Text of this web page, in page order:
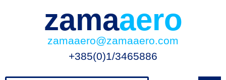
zamaaero
zamaaero@zamaaero.com
+385(0)1/3465886